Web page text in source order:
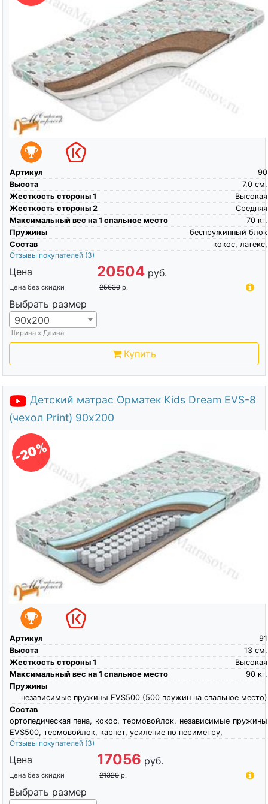
Артикул
90
Высота
см.
7.0
Жесткость стороны 1
Высокая
Жесткость стороны 2
Средняя
Максимальный вес на 1 спальное место
кг.
70
Пружины
беспружинный блок
Состав
кокос, латекс,
Отзывы покупателей (3)
Цена 20504 руб.
Цена без скидки 25630 р.
Выбрать размер
90х200
Ширина х Длина
Купить
Детский матрас Орматек Kids Dream EVS-8
(чехол Print) 90х200
-20%
Артикул
91
Высота
см.
13
Жесткость стороны 1
Высокая
Максимальный вес на 1 спальное место
кг.
90
Пружины
независимые пружины EVS500 (500 пружин на спальное место)
Состав
ортопедическая пена, кокос, термовойлок, независимые пружины
EVS500, термовойлок, карпет, усиление по периметру,
Отзывы покупателей (3)
Цена 17056 руб.
Цена без скидки 21320 р.
Выбрать размер